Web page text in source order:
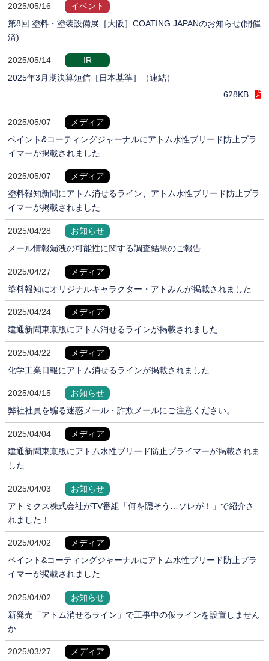
2025/05/16
イベント
第8回 塗料・塗装設備展［大阪］COATING JAPANのお知らせ(開催
済)
2025/05/14
IR
2025年3月期決算短信［日本基準］（連結）
628KB
2025/05/07
メディア
ペイント&コーティングジャーナルにアトム水性ブリード防止プラ
イマーが掲載されました
2025/05/07
メディア
塗料報知新聞にアトム消せるライン、アトム水性ブリード防止プラ
イマーが掲載されました
2025/04/28
お知らせ
メール情報漏洩の可能性に関する調査結果のご報告
2025/04/27
メディア
塗料報知にオリジナルキャラクター・アトみんが掲載されました
2025/04/24
メディア
建通新聞東京版にアトム消せるラインが掲載されました
2025/04/22
メディア
化学工業日報にアトム消せるラインが掲載されました
2025/04/15
お知らせ
弊社社員を騙る迷惑メール・詐欺メールにご注意ください。
2025/04/04
メディア
建通新聞東京版にアトム水性ブリード防止プライマーが掲載されま
した
2025/04/03
お知らせ
アトミクス株式会社がTV番組「何を隠そう…ソレが！」で紹介さ
れました！
2025/04/02
メディア
ペイント&コーティングジャーナルにアトム水性ブリード防止プラ
イマーが掲載されました
2025/04/02
お知らせ
新発売「アトム消せるライン」で工事中の仮ラインを設置しません
か
2025/03/27
メディア